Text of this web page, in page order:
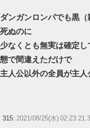
ダンガンロンパでも黒
死ぬのに
少なくとも無実は確定
態で間違えただけで
主人公以外の全員が主
315: 2021/08/25(水)